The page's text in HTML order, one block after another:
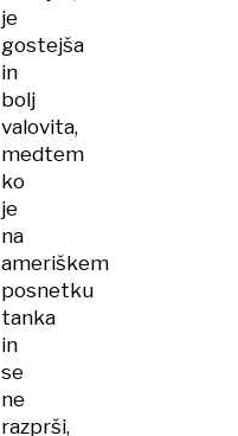
je
gostejša
in
bolj
valovita,
medtem
ko
je
na
ameriškem
posnetku
tanka
in
se
ne
razprši,